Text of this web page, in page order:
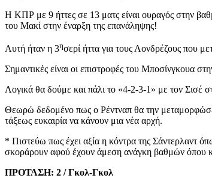
Η ΚΠΡ με 9 ήττες σε 13 ματς είναι ουραγός στην
του Μακί στην έναρξη της επανάληψης!
Αυτή ήταν η 3ησερί ήττα για τους Λονδρέζους που
Σημαντικές είναι οι επιστροφές του Μποσίνγκουα
Λογικά θα δούμε και πάλι το «4-2-3-1» με τον Σισέ
Θεωρώ δεδομένο πως ο Ρέντναπ θα την
τάξεως ευκαιρία να κάνουν μια νέα αρχή.
* Πιστεύω πως έχει αξία η κόντρα της Σάντερλαντ
σκοράρουν αφού έχουν άμεση ανάγκη βαθμών όπου
ΠΡΟΤΑΣΗ: 2 / Γκολ-Γκολ